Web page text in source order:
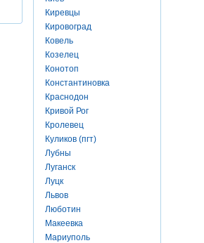
Киревцы
Кировоград
Ковель
Козелец
Конотоп
Константиновка
Краснодон
Кривой Рог
Кролевец
Куликов (пгт)
Лубны
Луганск
Луцк
Львов
Люботин
Макеевка
Мариуполь